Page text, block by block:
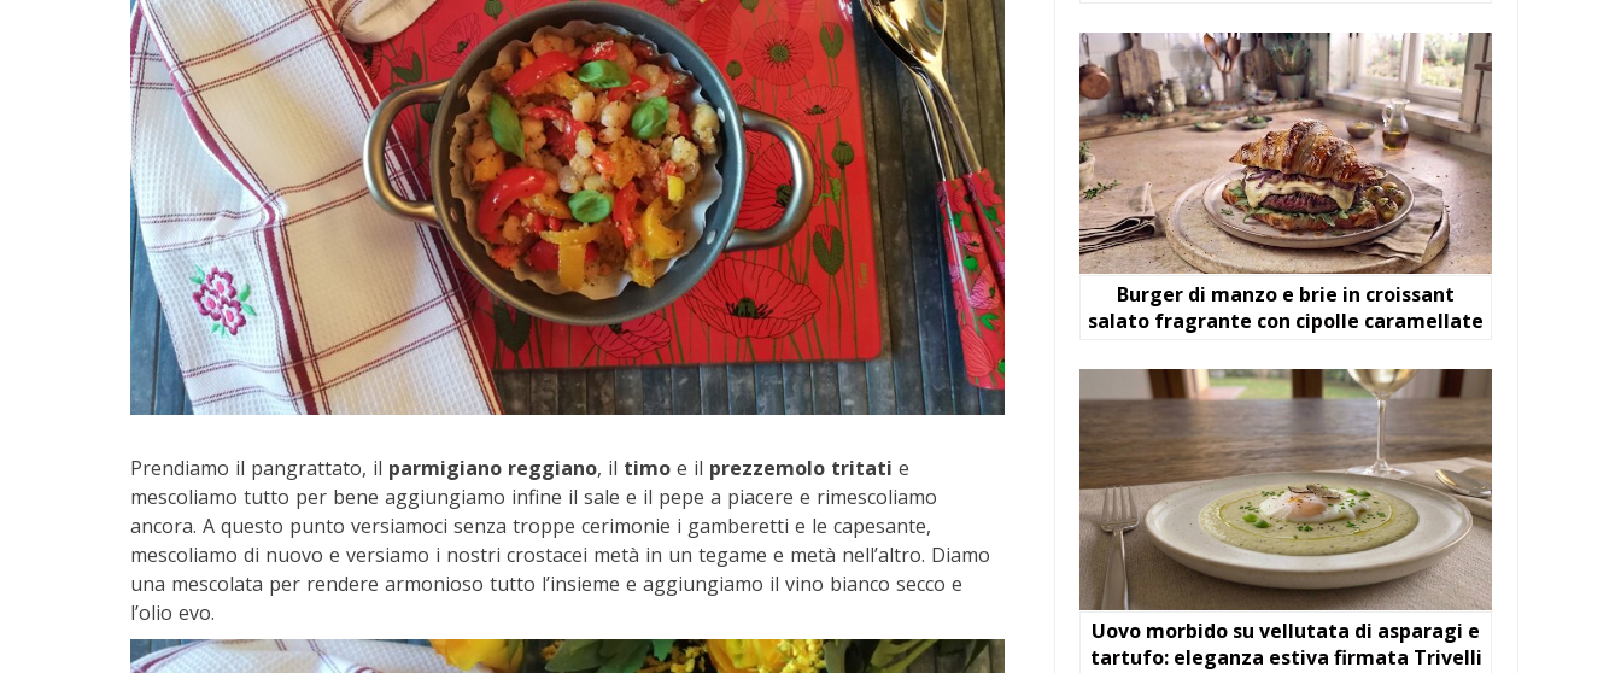
Prendiamo il pangrattato, il parmigiano reggiano, il timoe il prezzemolo tritati e
mescoliamo tutto per bene aggiungiamo infine il sale e il pepe a piacere e rimescoliamo
ancora. A questo punto versiamoci senza troppe cerimonie i gamberetti e le capesante,
mescoliamo di nuovo e versiamo i nostri crostacei metà in un tegame e metà nell’altro. Diamo
una mescolata per rendere armonioso tutto l’insieme e aggiungiamo il vino bianco secco e
l’olio evo.
Burger di manzo e brie in croissant
salato fragrante con cipolle caramellate
Uovo morbido su vellutata di asparagi e
tartufo: eleganza estiva firmata Trivelli